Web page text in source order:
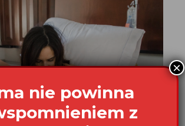
nie powinna
z
×